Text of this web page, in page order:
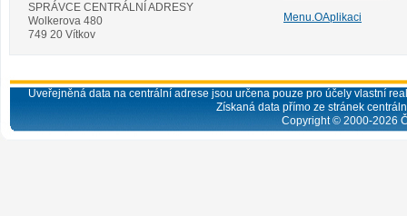
SPRÁVCE CENTRÁLNÍ ADRESY
Wolkerova 480
749 20 Vítkov
Menu.OAplikaci
Uveřejněná data na centrální adrese jsou určena pouze pro účely vlastní
Získaná data přímo ze stránek
Copyright © 2000-2026